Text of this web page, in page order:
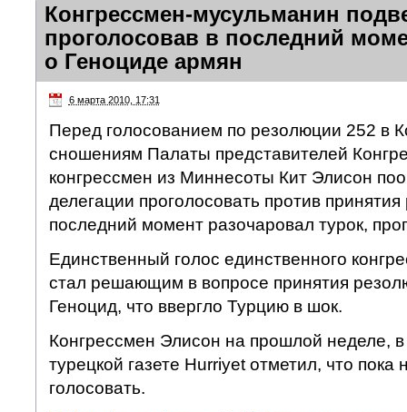
Конгрессмен-мусульманин
проголосовав в последний
о Геноциде армян
6 марта 2010, 17:31
Перед голосованием по резолюции 252 в
сношениям Палаты представителей
конгрессмен из Миннесоты Кит Элисон
делегации проголосовать против
последний момент разочаровал турок,
Единственный голос единственного
стал решающим в вопросе принятия
Геноцид, что ввергло Турцию в шок.
Конгрессмен Элисон на прошлой неделе,
турецкой газете Hurriyet отметил, что пока
голосовать.